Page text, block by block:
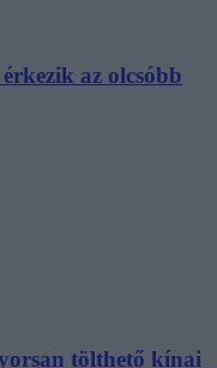
az olcsóbb
tölthető kínai